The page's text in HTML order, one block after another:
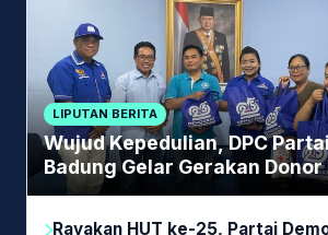
LIPUTAN BERITA
Wujud Kepedulian, DPC
Badung Gelar Gerakan Donor
Rayakan HUT ke-25, Partai